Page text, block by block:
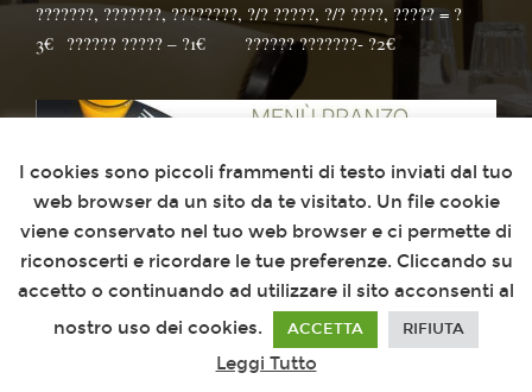
???????, ???????, ????????, ?/? ?????, ?/? ????, ????? = ?
3€⁣⁣⠀?????? ????? – ?1€⠀⠀⁣⁣⠀?????? ???????- ?2€
I cookies sono piccoli frammenti di testo inviati dal tuo
web browser da un sito da te visitato. Un file cookie
viene conservato nel tuo web browser e ci permette di
riconoscerti e ricordare le tue preferenze. Cliccando su
accetto o continuando ad utilizzare il sito acconsenti al
nostro uso dei cookies.
ACCETTA RIFIUTA
Leggi Tutto